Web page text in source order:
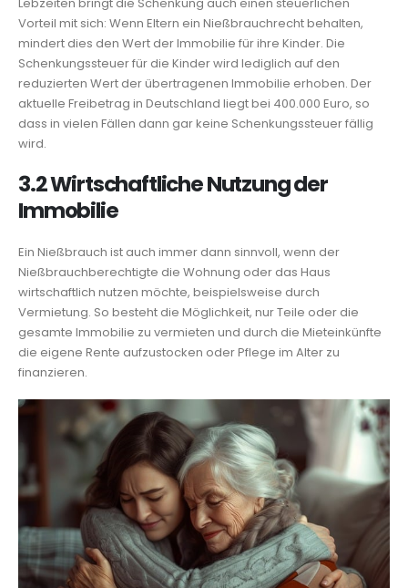
Vorteil mit sich: Wenn Eltern ein Nießbrauchrecht behalten,
mindert dies den Wert der Immobilie für ihre Kinder. Die
Schenkungssteuer für die Kinder wird lediglich auf den
reduzierten Wert der übertragenen Immobilie erhoben. Der
aktuelle Freibetrag in Deutschland liegt bei 400.000 Euro, so
dass in vielen Fällen dann gar keine Schenkungssteuer fällig
wird.
3.2 Wirtschaftliche Nutzung der
Immobilie
Ein Nießbrauch ist auch immer dann sinnvoll, wenn der
Nießbrauchberechtigte die Wohnung oder das Haus
wirtschaftlich nutzen möchte, beispielsweise durch
Vermietung. So besteht die Möglichkeit, nur Teile oder die
gesamte Immobilie zu vermieten und durch die Mieteinkünfte
die eigene Rente aufzustocken oder Pflege im Alter zu
finanzieren.